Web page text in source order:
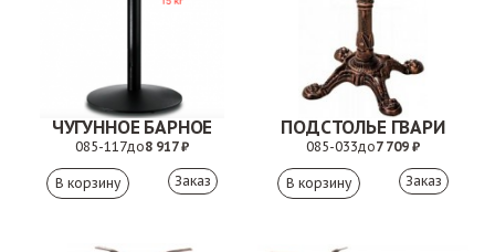
ЧУГУННОЕ БАРНОЕ
085-117до8 917 ₽
Заказ
ПОДСТОЛЬЕ ГВАРИ
085-033до7 709 ₽
Заказ